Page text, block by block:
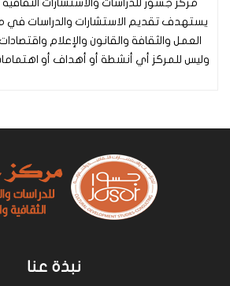
مركز جسور للدراسات والاستشارات
يستهدف تقديم الاستشارات والدراسات في
العمل والثقافة والقانون والإعلام
وليس للمركز أي أنشطة أو أهداف أو
نبذة عنا